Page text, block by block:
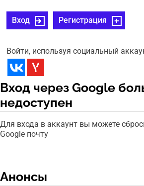
Вход Регистрация
Войти, используя социальный
Вход через Google
недоступен
Для входа в аккаунт вы можете
Google почту
Анонсы